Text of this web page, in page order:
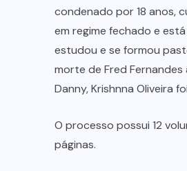
condenado por 18 anos,
em regime fechado e
estudou e se formou
morte de Fred
Danny, Krishnna Oliveira
O processo possui 12
páginas.